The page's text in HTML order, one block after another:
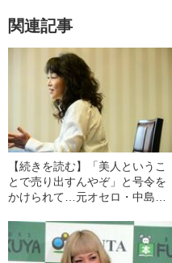
関連記事
【続きを読む】「美人というこ
とで売り出すんやぞ」と号令を
かけられて…元オセロ・中島知